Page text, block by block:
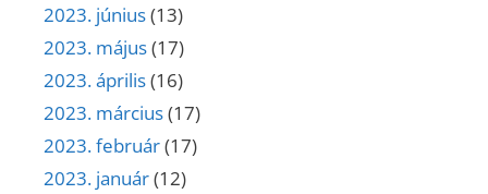
2023. június(13)
2023. május(17)
2023. április(16)
2023. március(17)
2023. február(17)
2023. január(12)